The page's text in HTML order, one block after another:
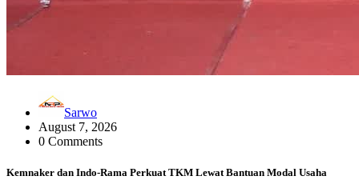
Sarwo
August 7, 2026
0 Comments
Kemnaker dan Indo-Rama Perkuat TKM Lewat Bantuan Modal Usaha